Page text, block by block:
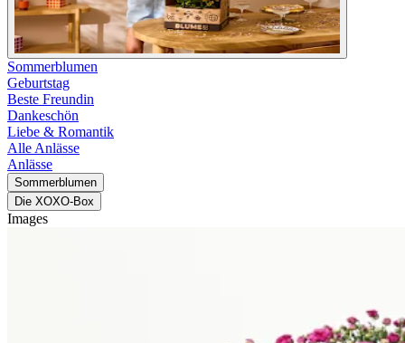
Sommerblumen
Geburtstag
Beste Freundin
Dankeschön
Liebe & Romantik
Alle Anlässe
Anlässe
Sommerblumen
Die XOXO-Box
Images